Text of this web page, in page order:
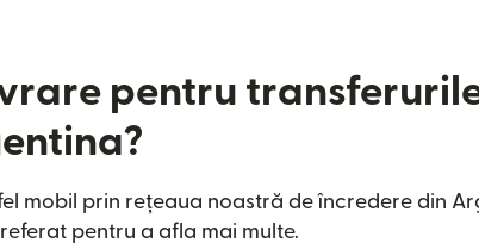
pentru
mobil prin rețeaua noastră de încredere din
pentru a afla mai multe.